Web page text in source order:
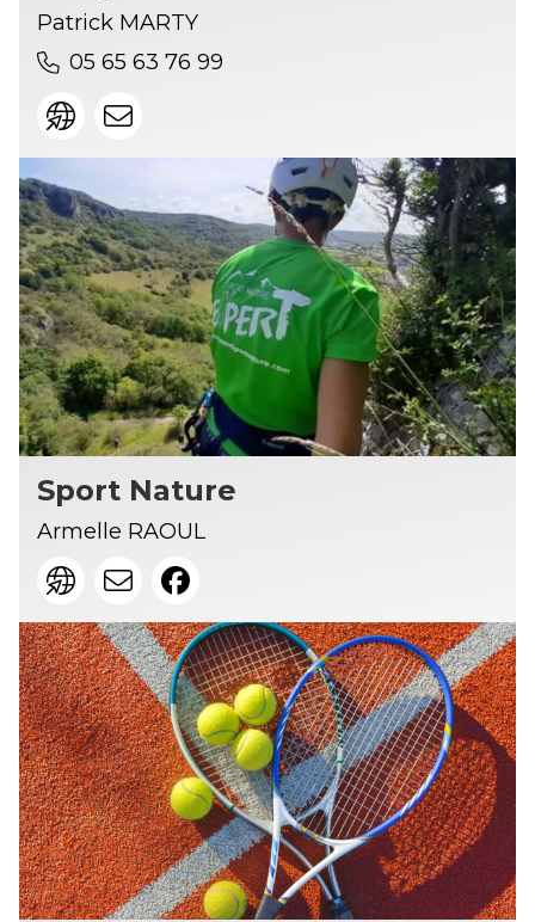
Patrick MARTY
05 65 63 76 99
Sport Nature
Armelle RAOUL